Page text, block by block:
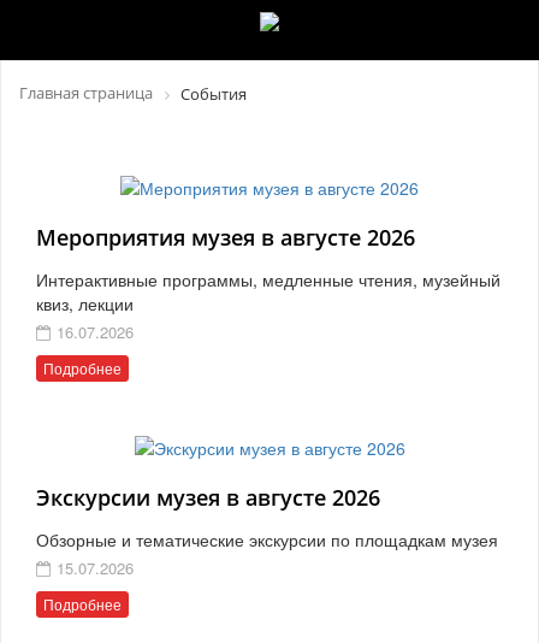
Главная страница События
Мероприятия музея в августе 2026
Интерактивные программы, медленные чтения, музейный
квиз, лекции
16.07.2026
Подробнее
Экскурсии музея в августе 2026
Обзорные и тематические экскурсии по площадкам музея
15.07.2026
Подробнее